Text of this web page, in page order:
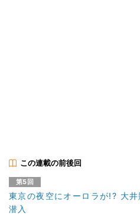
この連載の前後回
第5回
東京の夜空にオーロラが!? 大
潜入